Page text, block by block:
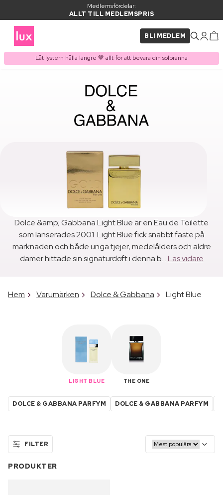
Medlemsfördelar:
ALLT TILL MEDLEMSPRIS
BLI MEDLEM
Låt lystern hålla längre 🤎 allt för att bevara din solbränna
Dolce &amp; Gabbana Light Blue är en Eau de Toilette
som lanserades 2001. Light Blue fick snabbt fäste på
marknaden och både unga tjejer, medelålders och äldre
damer hittade sin signaturdoft i denna b...Läs vidare
Hem Varumärken Dolce & Gabbana Light Blue
LIGHT BLUE THE ONE
DOLCE & GABBANA PARFYM DOLCE & GABBANA PARFYM
FILTER
PRODUKTER